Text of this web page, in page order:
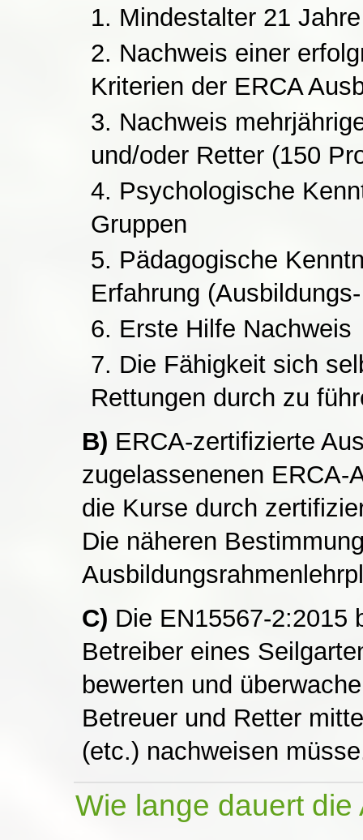
Mindestalter 21 Jahre
Nachweis einer
Kriterien der ERCA
Nachweis
und/oder Retter (150
Psychologische
Gruppen
Pädagogische
Erfahrung
Erste Hilfe Nachweis
Die Fähigkeit sich
Rettungen durch zu
B) ERCA-zertifizierte
zugelassenenen ERCA-
die Kurse durch
Die näheren
C) Die EN15567-2:2015
Betreiber eines
bewerten und
Betreuer und Retter
(etc.) nachweisen
Wie lange dauert die